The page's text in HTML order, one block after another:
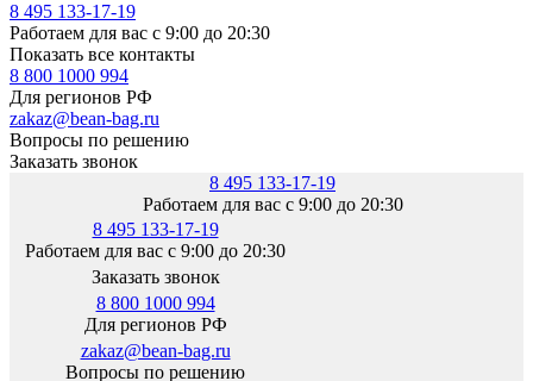
8 495 133-17-19
Работаем для вас с 9:00 до 20:30
Показать все контакты
8 800 1000 994
Для регионов РФ
zakaz@bean-bag.ru
Вопросы по решению
Заказать звонок
8 495 133-17-19
Работаем для вас с 9:00 до 20:30
8 495 133-17-19
Работаем для вас с 9:00 до 20:30
Заказать звонок
8 800 1000 994
Для регионов РФ
zakaz@bean-bag.ru
Вопросы по решению